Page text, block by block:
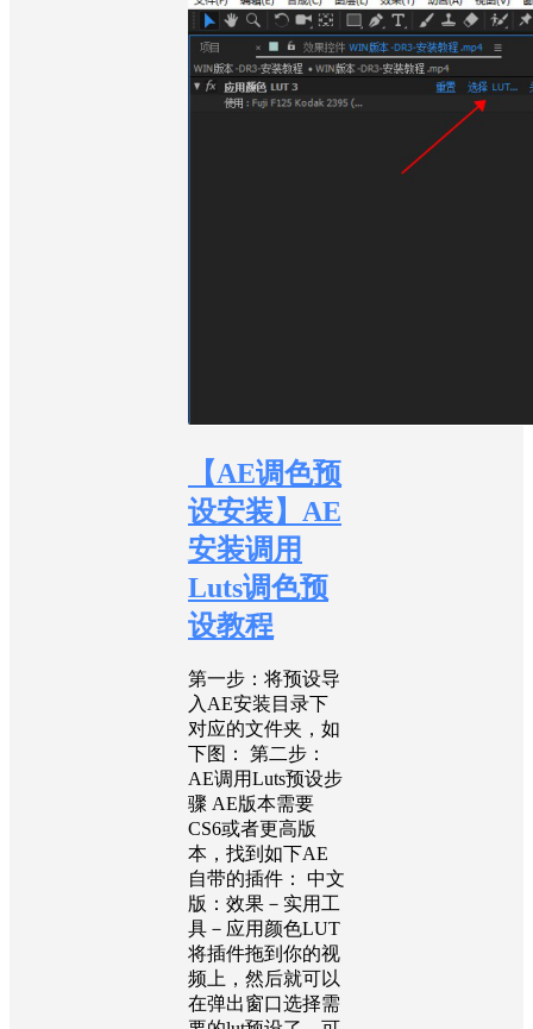
【AE调色预
设安装】AE
安装调用
Luts调色预
设教程
第一步：将预设导
入AE安装目录下
对应的文件夹，如
下图： 第二步：
AE调用Luts预设步
骤 AE版本需要
CS6或者更高版
本，找到如下AE
自带的插件： 中文
版：效果－实用工
具－应用颜色LUT
将插件拖到你的视
频上，然后就可以
在弹出窗口选择需